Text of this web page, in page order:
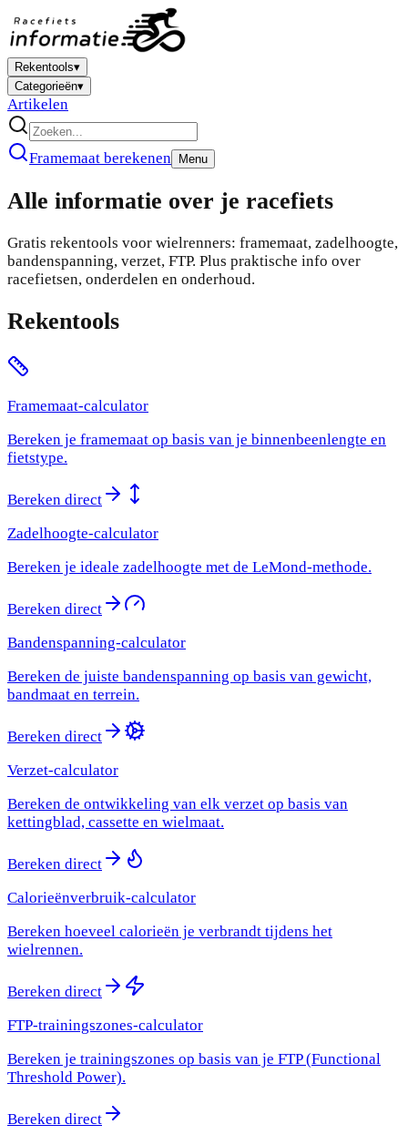
Rekentools▾
Categorieën▾
Artikelen
Framemaat berekenen Menu
Alle informatie over je racefiets
Gratis rekentools voor wielrenners: framemaat, zadelhoogte,
bandenspanning, verzet, FTP. Plus praktische info over
racefietsen, onderdelen en onderhoud.
Rekentools
Framemaat-calculator
Bereken je framemaat op basis van je binnenbeenlengte en
fietstype.
Bereken direct
Zadelhoogte-calculator
Bereken je ideale zadelhoogte met de LeMond-methode.
Bereken direct
Bandenspanning-calculator
Bereken de juiste bandenspanning op basis van gewicht,
bandmaat en terrein.
Bereken direct
Verzet-calculator
Bereken de ontwikkeling van elk verzet op basis van
kettingblad, cassette en wielmaat.
Bereken direct
Calorieënverbruik-calculator
Bereken hoeveel calorieën je verbrandt tijdens het
wielrennen.
Bereken direct
FTP-trainingszones-calculator
Bereken je trainingszones op basis van je FTP (Functional
Threshold Power).
Bereken direct